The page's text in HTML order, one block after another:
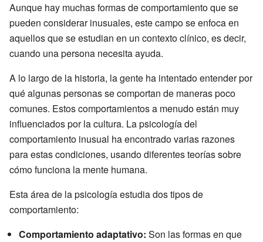
Aunque hay muchas formas de comportamiento que se
pueden considerar inusuales, este campo se enfoca en
aquellos que se estudian en un contexto clínico, es decir,
cuando una persona necesita ayuda.
A lo largo de la historia, la gente ha intentado entender por
qué algunas personas se comportan de maneras poco
comunes. Estos comportamientos a menudo están muy
influenciados por la cultura. La psicología del
comportamiento inusual ha encontrado varias razones
para estas condiciones, usando diferentes teorías sobre
cómo funciona la mente humana.
Esta área de la psicología estudia dos tipos de
comportamiento:
Comportamiento adaptativo: Son las formas en que